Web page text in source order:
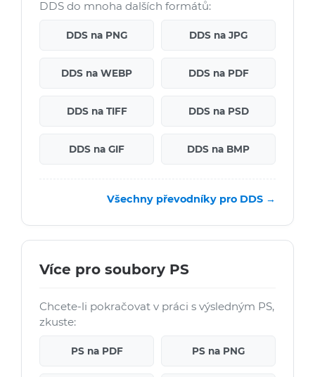
DDS do mnoha dalších formátů:
DDS na PNG DDS na JPG
DDS na WEBP DDS na PDF
DDS na TIFF DDS na PSD
DDS na GIF DDS na BMP
Všechny převodníky pro DDS →
Více pro soubory PS
Chcete-li pokračovat v práci s výsledným PS,
zkuste:
PS na PDF PS na PNG